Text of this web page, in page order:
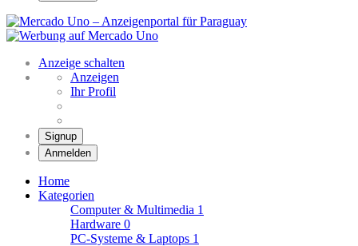
Anzeige schalten
Anzeigen
Ihr Profil
Signup
Anmelden
Home
Kategorien
Computer & Multimedia 1
Hardware 0
PC-Systeme & Laptops 1